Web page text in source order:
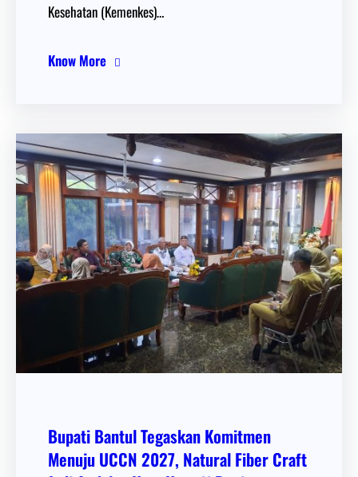
Kesehatan (Kemenkes)…
Know More
Bupati Bantul Tegaskan Komitmen
Menuju UCCN 2027, Natural Fiber Craft